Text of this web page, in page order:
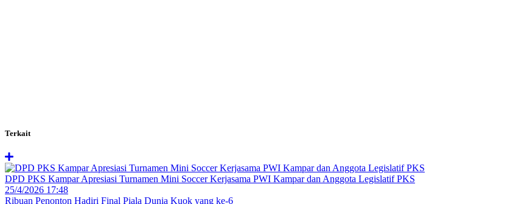
Terkait
DPD PKS Kampar Apresiasi Turnamen Mini Soccer Kerjasama PWI Kampar dan Anggota Legislatif PKS
25/4/2026 17:48
Ribuan Penonton Hadiri Final Piala Dunia Kuok yang ke-6